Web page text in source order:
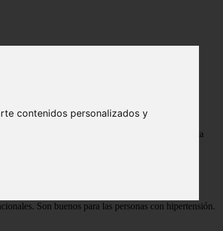
contenidos personalizados y
modificados para tratar la hipertensión? Resulta
Son buenos para las personas con hipertensión.